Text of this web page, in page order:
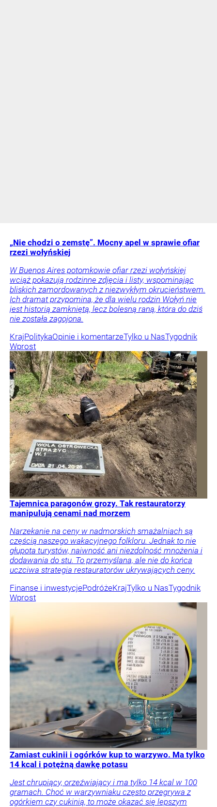
„Nie chodzi o zemstę”. Mocny apel w sprawie ofiar
rzezi wołyńskiej
W Buenos Aires potomkowie ofiar rzezi wołyńskiej
wciąż pokazują rodzinne zdjęcia i listy, wspominając
bliskich zamordowanych z niezwykłym okrucieństwem.
Ich dramat przypomina, że dla wielu rodzin Wołyń nie
jest historią zamkniętą, lecz bolesną raną, która do dziś
nie została zagojona.
KrajPolitykaOpinie i komentarzeTylko u NasTygodnik
Wprost
Tajemnica paragonów grozy. Tak restauratorzy
manipulują cenami nad morzem
Narzekanie na ceny w nadmorskich smażalniach są
częścią naszego wakacyjnego folkloru. Jednak to nie
głupota turystów, naiwność ani niezdolność mnożenia i
dodawania do stu. To przemyślana, ale nie do końca
uczciwa strategia restauratorów ukrywających ceny.
Finanse i inwestycjePodróżeKrajTylko u NasTygodnik
Wprost
Zamiast cukinii i ogórków kup to warzywo. Ma tylko
14 kcal i potężną dawkę potasu
Jest chrupiący, orzeźwiający i ma tylko 14 kcal w 100
gramach. Choć w warzywniaku często przegrywa z
ogórkiem czy cukinią, to może okazać się lepszym